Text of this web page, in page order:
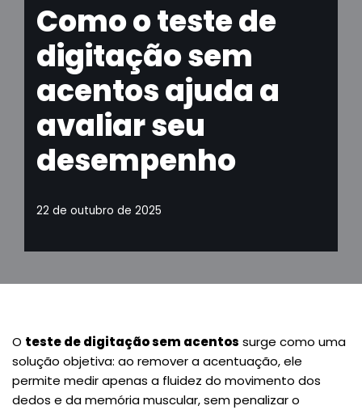
Como o teste de
digitação sem
acentos ajuda a
avaliar seu
desempenho
22 de outubro de 2025
O teste de digitação sem acentos surge como uma
solução objetiva: ao remover a acentuação, ele
permite medir apenas a fluidez do movimento dos
dedos e da memória muscular, sem penalizar o